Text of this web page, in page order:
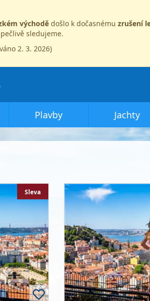
východě došlo k dočasnému zrušení
sledujeme.
2. 3. 2026)
Plavby Jachty
Sleva